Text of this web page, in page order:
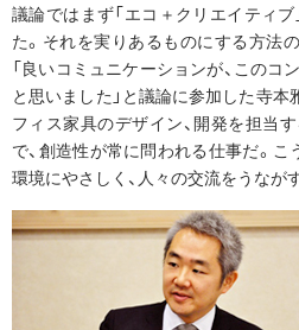
議論ではまず「エコ＋クリエイティブ
た。それを実りあるものにする方法
「良いコミュニケーションが、このコ
と思いました」と議論に参加した寺
フィス家具のデザイン、開発を担当
で、創造性が常に問われる仕事だ。こ
環境にやさしく、人々の交流をうなが